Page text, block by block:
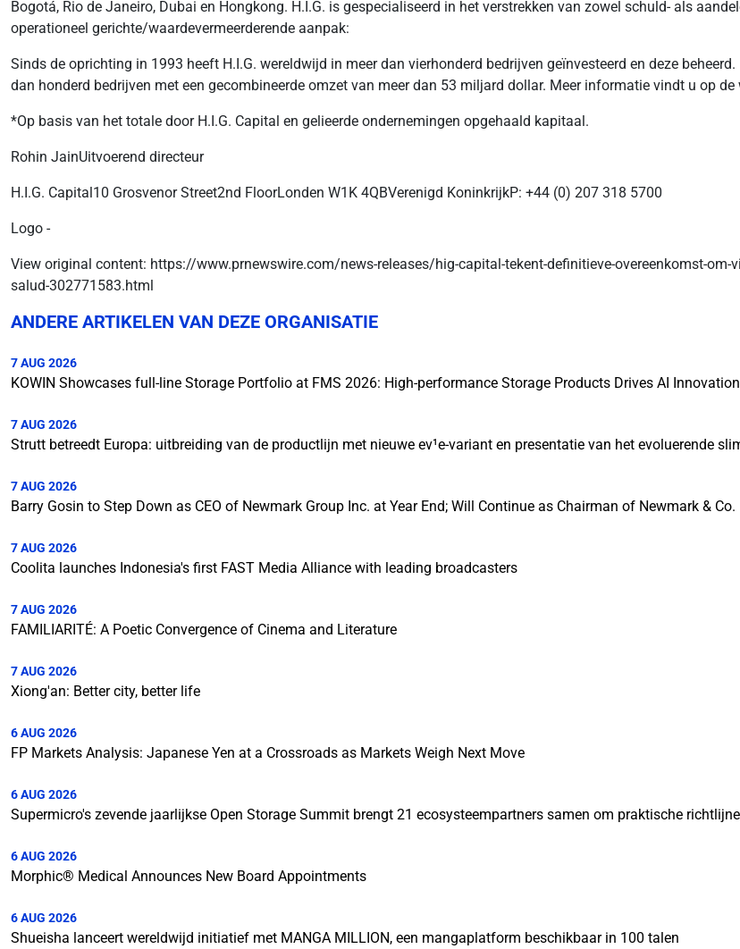
Bogotá, Rio de Janeiro, Dubai en Hongkong. H.I.G. is gespecialiseerd in het verstrekken van zowel schuld- als
operationeel gerichte/waardevermeerderende aanpak:
Sinds de oprichting in 1993 heeft H.I.G. wereldwijd in meer dan vierhonderd bedrijven geïnvesteerd en deze
dan honderd bedrijven met een gecombineerde omzet van meer dan 53 miljard dollar. Meer informatie vindt u op de
*Op basis van het totale door H.I.G. Capital en gelieerde ondernemingen opgehaald kapitaal.
Rohin JainUitvoerend directeur
H.I.G. Capital10 Grosvenor Street2nd FloorLonden W1K 4QBVerenigd KoninkrijkP: +44 (0) 207 318 5700
Logo -
View original content: https://www.prnewswire.com/news-releases/hig-capital-tekent-definitieve-overeenkomst-om-
salud-302771583.html
ANDERE ARTIKELEN VAN DEZE ORGANISATIE
7 AUG 2026
KOWIN Showcases full-line Storage Portfolio at FMS 2026: High-performance Storage Products Drives AI Innovation
7 AUG 2026
Strutt betreedt Europa: uitbreiding van de productlijn met nieuwe ev¹e-variant en presentatie van het evoluerende
7 AUG 2026
Barry Gosin to Step Down as CEO of Newmark Group Inc. at Year End; Will Continue as Chairman of Newmark &
7 AUG 2026
Coolita launches Indonesia's first FAST Media Alliance with leading broadcasters
7 AUG 2026
FAMILIARITÉ: A Poetic Convergence of Cinema and Literature
7 AUG 2026
Xiong'an: Better city, better life
6 AUG 2026
FP Markets Analysis: Japanese Yen at a Crossroads as Markets Weigh Next Move
6 AUG 2026
Supermicro's zevende jaarlijkse Open Storage Summit brengt 21 ecosysteempartners samen om praktische
6 AUG 2026
Morphic® Medical Announces New Board Appointments
6 AUG 2026
Shueisha lanceert wereldwijd initiatief met MANGA MILLION, een mangaplatform beschikbaar in 100 talen